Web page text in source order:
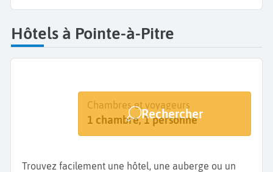
Hôtels à Pointe-à-Pitre
Destination
Pointe-à-Pitre
Dates
Dates de votre séjour
Chambres et voyageurs
1 chambre, 1 personne
Rechercher
Trouvez facilement une hôtel, une auberge ou un